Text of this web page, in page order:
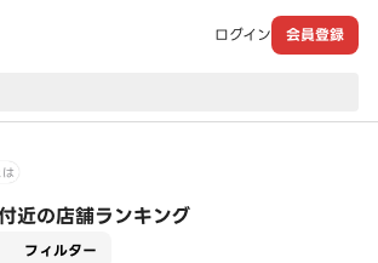
ログイン 会員登録
近の店舗ランキング
フィルター